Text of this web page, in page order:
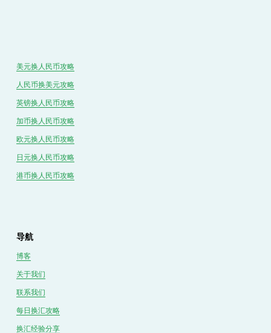
导航
博客
关于我们
联系我们
每日换汇攻略
换汇经验分享
美元换人民币攻略
人民币换美元攻略
英镑换人民币攻略
加币换人民币攻略
欧元换人民币攻略
日元换人民币攻略
港币换人民币攻略